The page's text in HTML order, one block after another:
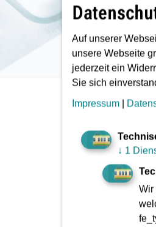
Sie sind hier:
Die
Bitte senden Sie
Auf unserer
unsere Webseite
jederzeit ein
Sie sich
Impressum |
↓ 1
Wir